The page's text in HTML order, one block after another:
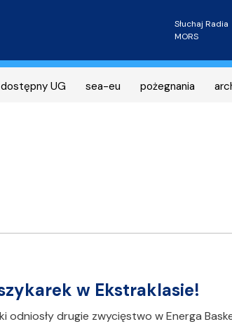
Słuchaj Radia
MORS
dostępny UG sea-eu pożegnania
w Ekstraklasie!
odniosły drugie zwycięstwo w Energa